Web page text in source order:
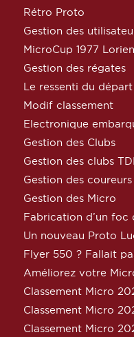
Rétro Proto
Gestion des
MicroCup 1977
Gestion des régates
Le ressenti du départ
Modif classement
Electronique
Gestion des Clubs
Gestion des clubs
Gestion des coureurs
Gestion des Micro
Fabrication d’un foc
Un nouveau Proto
Flyer 550 ? Fallait
Améliorez votre
Classement Micro
Classement Micro
Classement Micro